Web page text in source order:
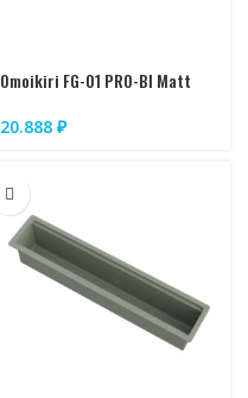
Omoikiri FG-01 PRO-Bl Matt
20.888 ₽